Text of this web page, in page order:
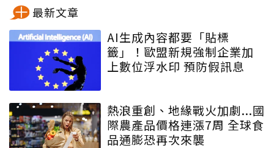
最新文章
AI生成內容都要「貼標
籤」！歐盟新規強制企業加
上數位浮水印 預防假訊息
熱浪重創、地緣戰火加劇...國
際農產品價格連漲7周 全球食
品通膨恐再次來襲